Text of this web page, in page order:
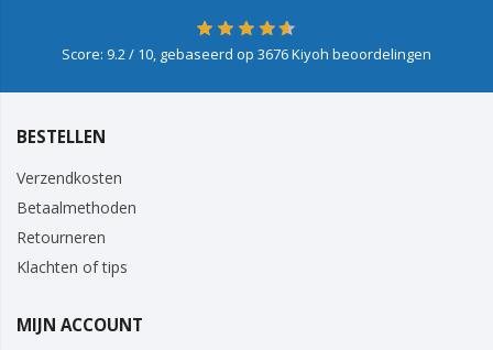
Score: 9.2/ 10, gebaseerd op 3676Kiyoh beoordelingen
BESTELLEN
Verzendkosten
Betaalmethoden
Retourneren
Klachten of tips
MIJN ACCOUNT